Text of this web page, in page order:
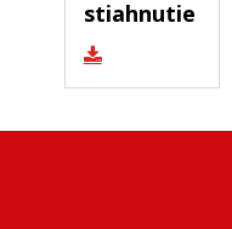
stiahnutie